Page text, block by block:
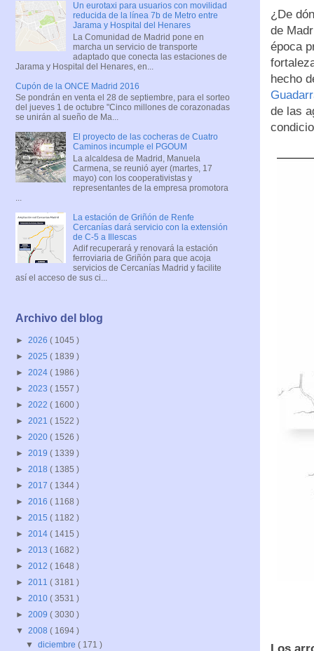
¿De
de
época
hecho
de las
Un eurotaxi para usuarios con movilidad
reducida de la línea 7b de Metro entre
Jarama y Hospital del Henares
La Comunidad de Madrid pone en
marcha un servicio de transporte
adaptado que conecta las estaciones de
Jarama y Hospital del Henares, en...
Cupón de la ONCE Madrid 2016
Se pondrán en venta el 28 de septiembre, para el sorteo
del jueves 1 de octubre "Cinco millones de corazonadas
se unirán al sueño de Ma...
El proyecto de las cocheras de Cuatro
Caminos incumple el PGOUM
La alcaldesa de Madrid, Manuela
Carmena, se reunió ayer (martes, 17
mayo) con los cooperativistas y
representantes de la empresa promotora
La estación de Griñón de Renfe
Cercanías dará servicio con la extensión
de C-5 a Illescas
Adif recuperará y renovará la estación
ferroviaria de Griñón para que acoja
servicios de Cercanías Madrid y facilite
así el acceso de sus ci...
Archivo del blog
► 2026 ( 1045 )
► 2025 ( 1839 )
► 2024 ( 1986 )
► 2023 ( 1557 )
► 2022 ( 1600 )
► 2021 ( 1522 )
► 2020 ( 1526 )
► 2019 ( 1339 )
► 2018 ( 1385 )
► 2017 ( 1344 )
► 2016 ( 1168 )
► 2015 ( 1182 )
► 2014 ( 1415 )
► 2013 ( 1682 )
► 2012 ( 1648 )
► 2011 ( 3181 )
► 2010 ( 3531 )
► 2009 ( 3030 )
▼ 2008 ( 1694 )
▼diciembre( 171 )